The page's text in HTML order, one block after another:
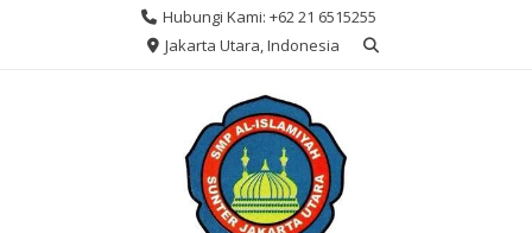
Hubungi Kami: +62 21 6515255
Jakarta Utara, Indonesia